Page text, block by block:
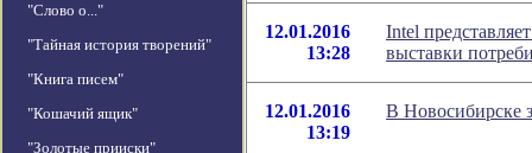
"Слово о..."
"Тайная история творений"
"Книга писем"
"Кошачий ящик"
"Золотые прииски"
12.01.2016
13:28
Intel
выставки
12.01.2016
13:19
В Новосибирске